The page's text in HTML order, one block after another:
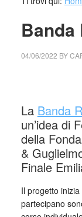
Banda
04/06/2022 BY
La Banda
un’idea di
della
&
Finale
Il progetto
partecipano